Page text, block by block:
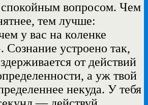
вопросом. Чем
тем лучше:
у вас на коленке
устроено так,
от действий
а уж твой
некуда. У тебя